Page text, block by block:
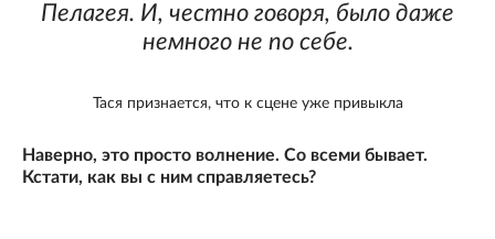
Пелагея. И, честно говоря, было даже
немного не по себе.
Тася признается, что к сцене уже привыкла
Наверно, это просто волнение. Со всеми бывает.
Кстати, как вы с ним справляетесь?